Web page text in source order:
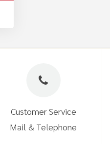
Customer Service
Mail & Telephone